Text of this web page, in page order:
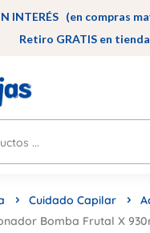
INTERÉS (en compras
Retiro GRATIS en
Cuidado Capilar
Bomba Frutal X